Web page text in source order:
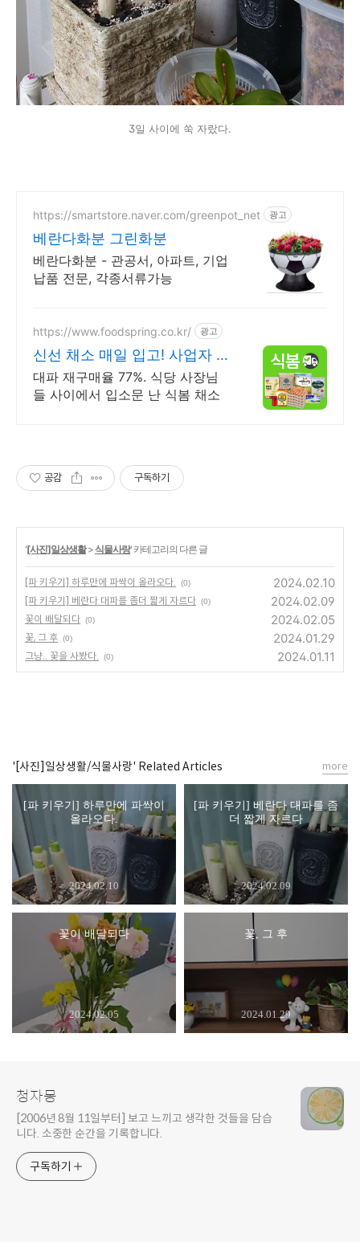
3일 사이에 쑥 자랐다.
https://smartstore.naver.com/greenpot_net 광고
베란다화분 그린화분
베란다화분 - 관공서, 아파트, 기업
납품 전문, 각종서류가능
https://www.foodspring.co.kr/ 광고
신선 채소 매일 입고! 사업자 전
용 특가
대파 재구매율 77%. 식당 사장님
들 사이에서 입소문 난 식봄 채소
공감 구독하기
'[사진]일상생활> 식물사랑' 카테고리의 다른 글
[파 키우기] 하루만에 파싹이 올라오다. (0) 2024.02.10
[파 키우기] 베란다 대파를 좀더 짧게 자르다 (0) 2024.02.09
꽃이 배달되다 (0) 2024.02.05
꽃, 그 후 (0) 2024.01.29
그냥.. 꽃을 사봤다. (0) 2024.01.11
'[사진]일상생활/식물사랑' Related Articles
[파 키우기] 하루만에 파싹이
올라오다.
2024.02.10
[파 키우기] 베란다 대파를 좀
더 짧게 자르다
2024.02.09
꽃이 배달되다
2024.02.05
꽃, 그 후
2024.01.29
more
청자몽
[2006년 8월 11일부터] 보고 느끼고 생각한 것들을 담습
니다. 소중한 순간을 기록합니다.
구독하기